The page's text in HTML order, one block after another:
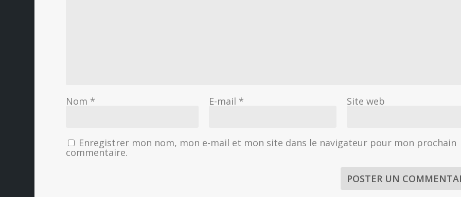
Nom * E-mail * Site web
Enregistrer mon nom, mon e-mail et mon site dans le navigateur pour mon prochain
commentaire.